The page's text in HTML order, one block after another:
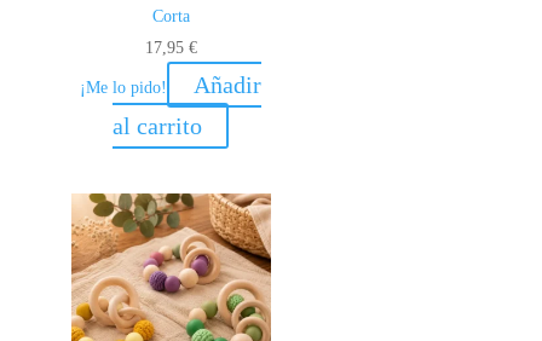
Corta
17,95 €
¡Me lo pido!
Añadir
al carrito